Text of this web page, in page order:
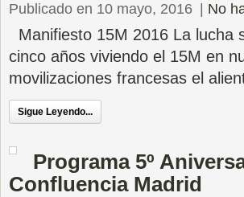
Publicado en 10 mayo, 2016 No
Manifiesto 15M 2016 La lucha
cinco años viviendo el 15M en
movilizaciones francesas el
Sigue Leyendo...
Programa 5º
Confluencia Madrid